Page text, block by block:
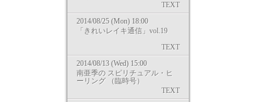
TEXT
2014/08/25 (Mon) 18:00
「きれいレイキ通信」vol.19
TEXT
2014/08/13 (Wed) 15:00
南亜季の スピリチュアル・ヒ
ーリング （臨時号）
TEXT